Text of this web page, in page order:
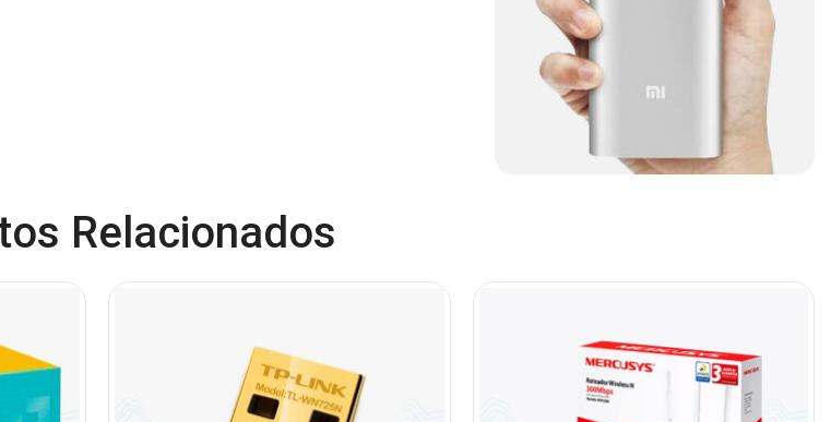
(24)
Audio y Sonido
Barras de sonido
Base para Audífonos (3)
Baterías (5)
Brother (5)
Cables (252)
Cables De Audio
Relacionados